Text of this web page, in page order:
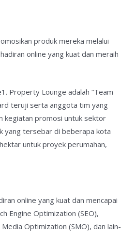
produk mereka melalui
online yang kuat dan meraih
Property Lounge adalah “Team
teruji serta anggota tim yang
kegiatan promosi untuk sektor
yang tersebar di beberapa kota
untuk proyek perumahan,
online yang kuat dan mencapai
Engine Optimization (SEO),
Optimization (SMO), dan lain-